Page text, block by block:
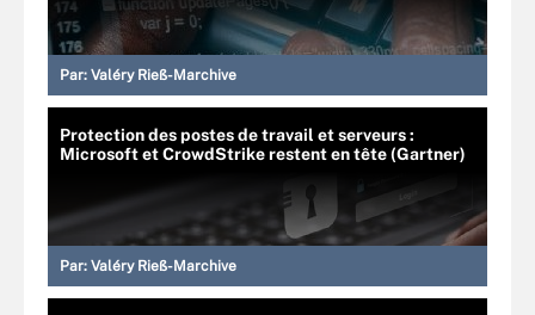
Par: Valéry Rieß-Marchive
Protection des postes de travail et serveurs :
Microsoft et CrowdStrike restent en tête (Gartner)
Par: Valéry Rieß-Marchive